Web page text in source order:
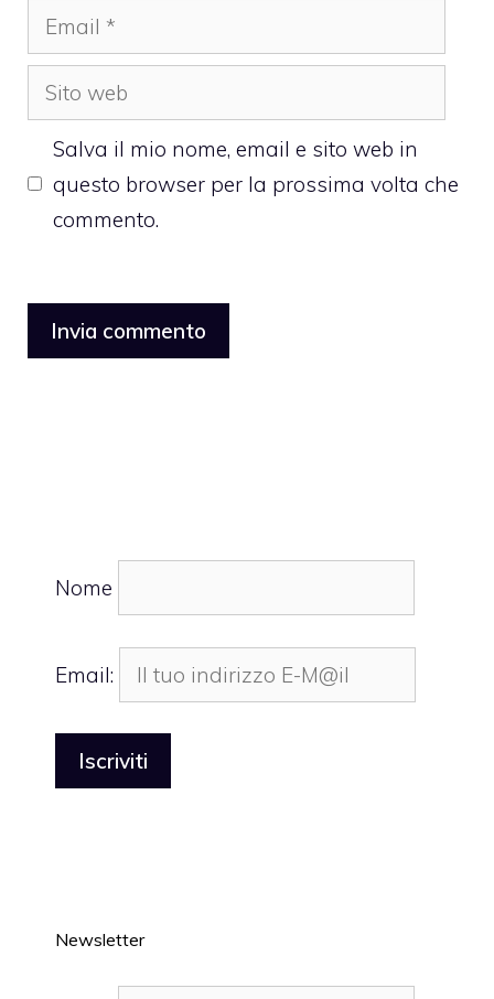
Email
Sito
web
Salva il mio nome, email e sito web in
questo browser per la prossima volta che
commento.
Nome
Email:
Newsletter